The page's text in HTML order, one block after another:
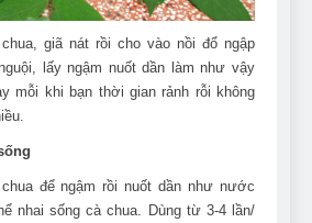
giã nát rồi cho vào nồi đổ ngập
lấy ngậm nuốt dần làm như vậy
mỗi khi bạn thời gian rảnh rỗi không
để ngậm rồi nuốt dần như nước
nhai sống cà chua. Dùng từ 3-4 lần/